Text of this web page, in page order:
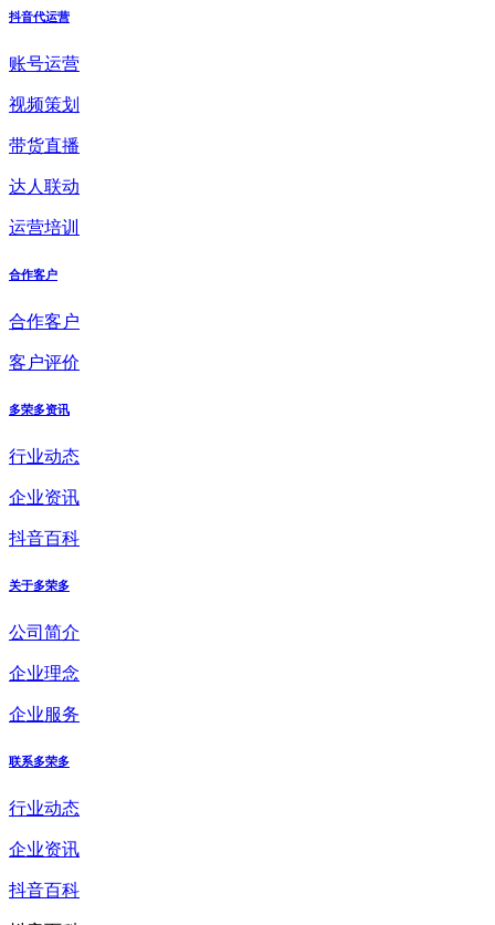
抖音代运营
账号运营
视频策划
带货直播
达人联动
运营培训
合作客户
合作客户
客户评价
多荣多资讯
行业动态
企业资讯
抖音百科
关于多荣多
公司简介
企业理念
企业服务
联系多荣多
行业动态
企业资讯
抖音百科